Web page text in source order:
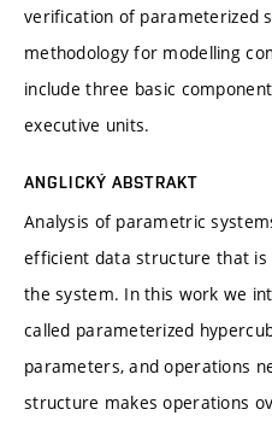
verification of parameterized
methodology for modelling
include three basic
executive units.
ANGLICKÝ ABSTRAKT
Analysis of parametric
efficient data structure that
the system. In this work we
called parameterized
parameters, and operations
structure makes operations